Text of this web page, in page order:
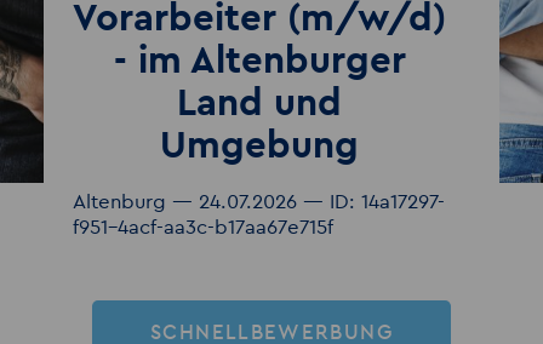
Vorarbeiter (m/w/d)
- im Altenburger
Land und
Umgebung
Altenburg — 24.07.2026 — ID: 14a17297-
f951-4acf-aa3c-b17aa67e715f
SCHNELLBEWERBUNG